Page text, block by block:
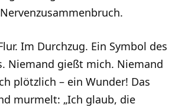
Im Durchzug. Ein Symbol des
Niemand gießt mich. Niemand
plötzlich – ein Wunder! Das
murmelt: „Ich glaub, die